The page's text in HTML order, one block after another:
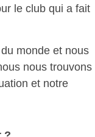
le club qui a fait
monde et nous
nous trouvons
et notre